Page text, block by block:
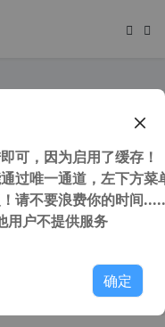
游戏窗口化工具) v2.0
可，因为启用了缓存！
过唯一通道，左下方菜
请不要浪费你的时间
用户不提供服务
确定